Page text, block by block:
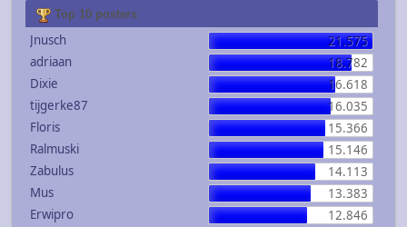
Top 10 posters
Jnusch
21.575
adriaan
18.782
Dixie
16.618
tijgerke87
16.035
Floris
15.366
Ralmuski
15.146
Zabulus
14.113
Mus
13.383
Erwipro
12.846